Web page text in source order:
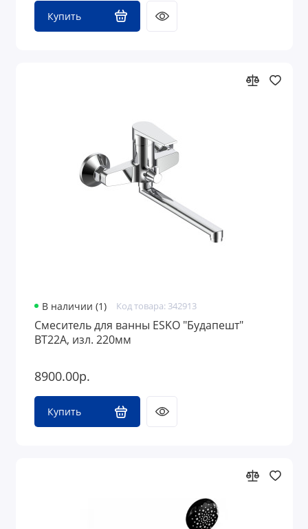
Купить
В наличии (1) Код товара: 342913
Смеситель для ванны ESKO "Будапешт"
BT22A, изл. 220мм
8900.00р.
Купить